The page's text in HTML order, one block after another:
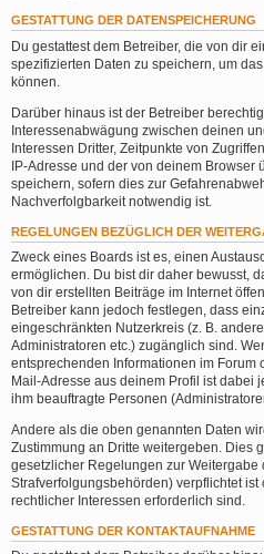
GESTATTUNG DER DATENSPEICHERUNG
Du gestattest dem Betreiber, die von dir
spezifizierten Daten zu speichern, um
können.
Darüber hinaus ist der Betreiber
Interessenabwägung zwischen deinen
Interessen Dritter, Zeitpunkte von
IP-Adresse und der von deinem Browser
speichern, sofern dies zur
Nachverfolgbarkeit notwendig ist.
REGELUNGEN BEZÜGLICH DER
Zweck eines Boards ist es, einen
ermöglichen. Du bist dir daher bewusst,
von dir erstellten Beiträge im Internet
Betreiber kann jedoch festlegen, dass
eingeschränkten Nutzerkreis (z. B.
Administratoren etc.) zugänglich sind.
entsprechenden Informationen im Forum
Mail-Adresse aus deinem Profil ist dabei
ihm beauftragte Personen
Andere als die oben genannten Daten
Zustimmung an Dritte weitergeben. Dies
gesetzlicher Regelungen zur Weitergabe
Strafverfolgungsbehörden) verpflichtet
rechtlicher Interessen erforderlich sind.
GESTATTUNG DER KONTAKTAUFNAHME